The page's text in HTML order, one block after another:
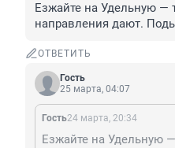
Езжайте на Удельную —
направления дают.
ОТВЕТИТЬ
Гость
25 марта, 04:07
Гость24 марта, 20:34